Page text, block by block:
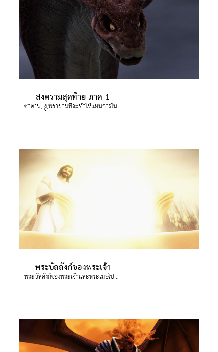
สงครามสุดท้าย ภาค 1
ซาตาน, งู,พยายามที่จะทำให้แผนการในยุคสุดท้ายของพระเจ้าล้มเหลว
พระบัลลังก์ของพระเจ้า
พระบัลลังก์ของพระเจ้าและพระเมษโปดก(พระเยซู)จะอยู่ในโลก ยอห์นมองเห็นด้วยพระวิญญาณว่ามีพระบัลลังก์ในสวรรค์และมีบางคนกำลังนั่งอยู่ ผู้ที่นั่งบนบัลลังก์เปล่งประกายเจิดจ้าดั่งอัญมณี-แก้วมณีโชติและแก้วทับทิม และมีแก้วมรกตล้อมรอบพระบัลลังก์ ดูเหมือนสายรุ้งพาดผ่าน มีฟ้าแลบฟ้าร้องและเสียงดังออกมาจากพระบัลลังก์ และหน้าพระบัลลังก์มีคบเพลิงเจ็ดดวงจุดอยู่ นี่คือพระวิญญาณทั้งเจ็ดของพระเจ้า